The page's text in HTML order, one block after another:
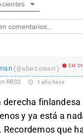
(@abetoman) EM
RRSS 1 año hace
derecha finlandesa
y ya está a
Recordemos que